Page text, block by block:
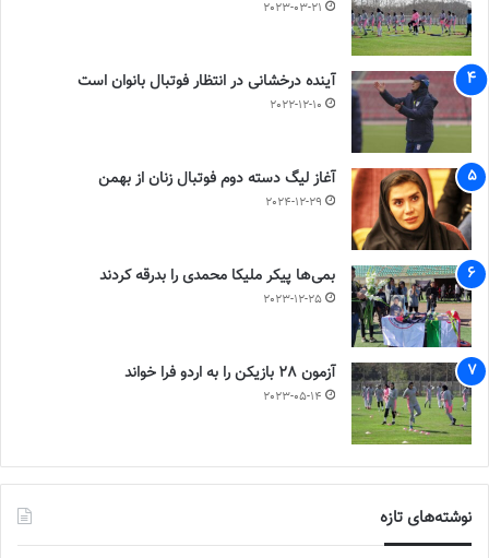
2023-03-21
آینده درخشانی در انتظار فوتبال بانوان است
2022-12-10
آغاز لیگ دسته دوم فوتبال زنان از بهمن
2024-12-29
بمی‌ها پیکر ملیکا محمدی را بدرقه کردند
2023-12-25
آزمون 28 بازیکن را به اردو فرا خواند
2023-05-14
نوشته‌های تازه